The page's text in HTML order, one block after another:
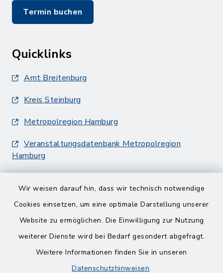
Wir weisen darauf hin, dass wir technisch notwendige
Cookies einsetzen, um eine optimale Darstellung unserer
Website zu ermöglichen. Die Einwilligung zur Nutzung
weiterer Dienste wird bei Bedarf gesondert abgefragt.
Weitere Informationen finden Sie in unseren
Datenschutzhinweisen.
Termin buchen
Quicklinks
Amt Breitenburg
Kreis Steinburg
Metropolregion Hamburg
Veranstaltungsdatenbank Metropolregion
Hamburg
Barrierefreiheit